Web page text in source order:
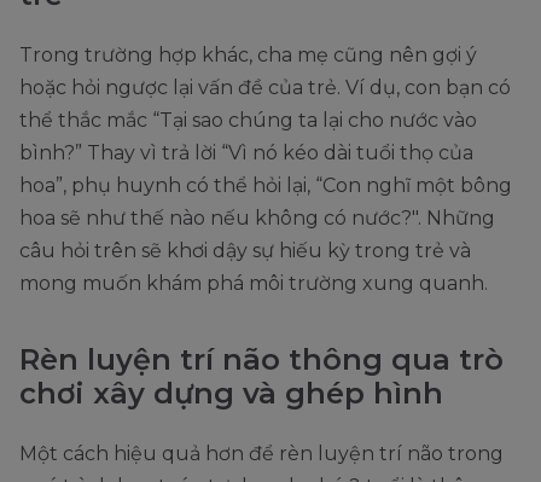
Trong trường hợp khác, cha mẹ cũng nên gợi ý
hoặc hỏi ngược lại vấn đề của trẻ. Ví dụ, con bạn có
thể thắc mắc “Tại sao chúng ta lại cho nước vào
bình?” Thay vì trả lời “Vì nó kéo dài tuổi thọ của
hoa”, phụ huynh có thể hỏi lại, “Con nghĩ một bông
hoa sẽ như thế nào nếu không có nước?". Những
câu hỏi trên sẽ khơi dậy sự hiếu kỳ trong trẻ và
mong muốn khám phá môi trường xung quanh.
Rèn luyện trí não thông qua trò
chơi xây dựng và ghép hình
Một cách hiệu quả hơn để rèn luyện trí não trong